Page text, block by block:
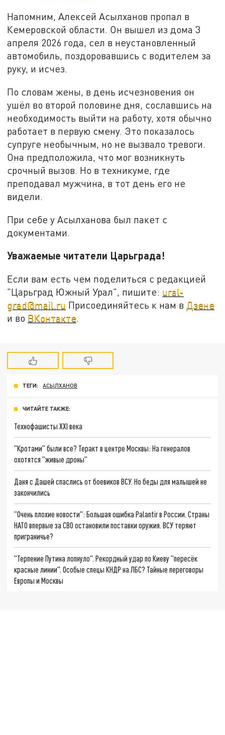
Напомним, Алексей Асылханов пропал в
Кемеровской области. Он вышел из дома 3
апреля 2026 года, сел в неустановленный
автомобиль, поздоровавшись с водителем за
руку, и исчез.
По словам жены, в день исчезновения он
ушёл во второй половине дня, сославшись на
необходимость выйти на работу, хотя обычно
работает в первую смену. Это показалось
супруге необычным, но не вызвало тревоги.
Она предположила, что мог возникнуть
срочный вызов. Но в техникуме, где
преподавал мужчина, в тот день его не
видели.
При себе у Асылханова был пакет с
документами.
Уважаемые читатели Царьграда!
Если вам есть чем поделиться с редакцией
"Царьград Южный Урал", пишите: ural-
grad@mail.ru Присоединяйтесь к нам в Дзене
и во ВКонтакте.
ТЕГИ: АСЫЛХАНОВ
ЧИТАЙТЕ ТАКЖЕ:
Технофашисты XXI века
"Кротами" были все? Теракт в центре Москвы: На генералов
охотятся "живые дроны"
Даня с Дашей спаслись от боевиков ВСУ. Но беды для малышей не
закончились
"Очень плохие новости": Большая ошибка Palantir в России. Страны
НАТО впервые за СВО остановили поставки оружия. ВСУ теряют
приграничье?
"Терпение Путина лопнуло". Рекордный удар по Киеву "пересёк
красные линии". Особые спецы КНДР на ЛБС? Тайные переговоры
Европы и Москвы